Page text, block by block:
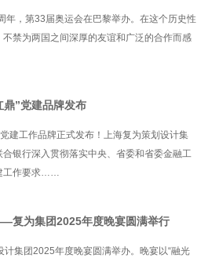
年，第33届奥运会在巴黎举办。在这个历史性
禁为两国之间深厚的友谊和广泛的合作而感
鼎”党建品牌发布
建工作品牌正式发布！上海复为策划设计集
合银行深入贯彻落实中央、省委和省委金融工
工作要求……
复为集团2025年度晚宴圆满举行
集团2025年度晚宴圆满举办。晚宴以“融光